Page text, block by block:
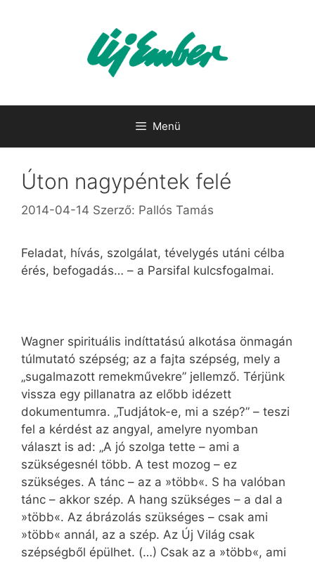
Menü
Úton nagypéntek felé
2014-04-14 Szerző: Pallós Tamás
Feladat, hívás, szolgálat, tévelygés utáni célba
érés, befogadás… – a Parsifal kulcsfogalmai.
Wagner spirituális indíttatású alkotása önmagán
túlmutató szépség; az a fajta szépség, mely a
„sugalmazott remekművekre” jellemző. Térjünk
vissza egy pillanatra az előbb idézett
dokumentumra. „Tudjátok-e, mi a szép?” – teszi
fel a kérdést az angyal, amelyre nyomban
választ is ad: „A jó szolga tette – ami a
szükségesnél több. A test mozog – ez
szükséges. A tánc – az a »több«. S ha valóban
tánc – akkor szép. A hang szükséges – a dal a
»több«. Az ábrázolás szükséges – csak ami
»több« annál, az a szép. Az Új Világ csak
szépségből épülhet. (…) Csak az a »több«, ami